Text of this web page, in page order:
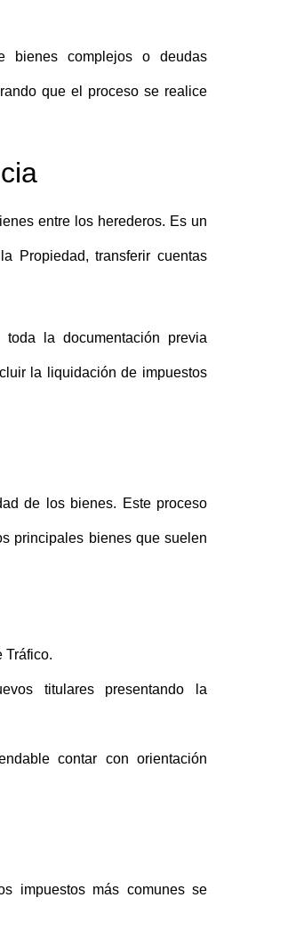
bienes complejos o deudas
que el proceso se realice
entre los herederos. Es un
Propiedad, transferir cuentas
la documentación previa
la liquidación de impuestos
de los bienes. Este proceso
principales bienes que suelen
Tráfico.
titulares presentando la
contar con orientación
impuestos más comunes se